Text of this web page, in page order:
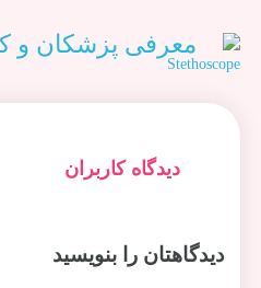
معرفی پزشکان و
دیدگاه کاربران
دیدگاهتان را بنویسید